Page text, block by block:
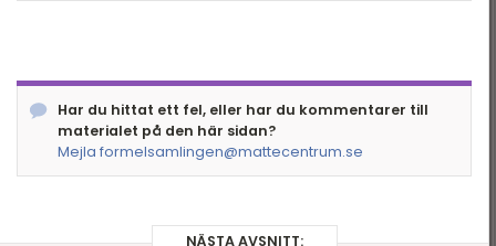
strömma från varmare områden till kallare.
Denna process fortsätter tills
temperaturskillnaden har utjämnats.
Värme är energi som överförs mellan områden
med olika temperatur. Energiöverföringen kan i
Har du hittat ett fel, eller har du kommentarer till
materialet på den här sidan?
Mejla formelsamlingen@mattecentrum.se
NÄSTA AVSNITT: